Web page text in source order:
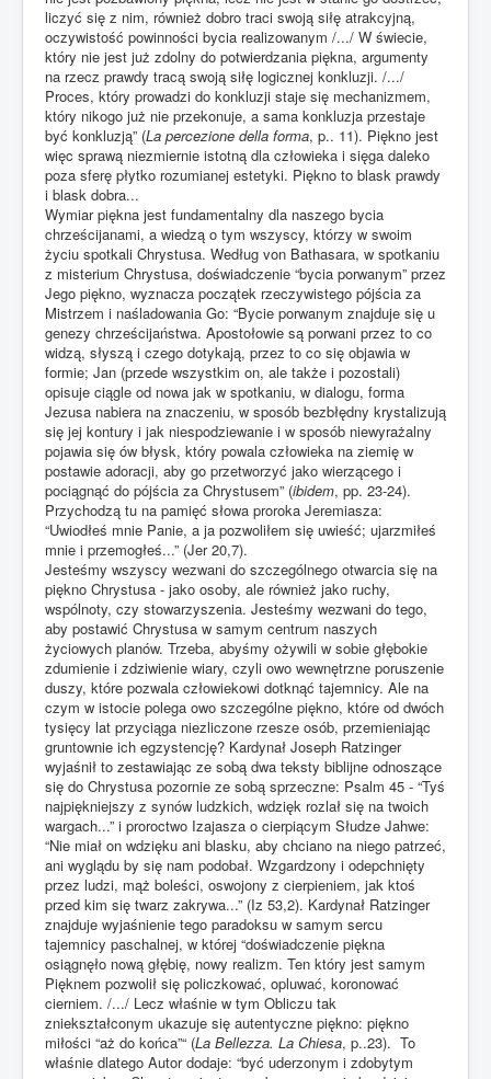
liczyć się z nim, również dobro traci swoją siłę atrakcyjną,
oczywistość powinności bycia realizowanym /.../ W świecie,
który nie jest już zdolny do potwierdzania piękna, argumenty
na rzecz prawdy tracą swoją siłę logicznej konkluzji. /.../
Proces, który prowadzi do konkluzji staje się mechanizmem,
który nikogo już nie przekonuje, a sama konkluzja przestaje
być konkluzją” (La percezione della forma, p.. 11). Piękno jest
więc sprawą niezmiernie istotną dla człowieka i sięga daleko
poza sferę płytko rozumianej estetyki. Piękno to blask prawdy
i blask dobra...
Wymiar piękna jest fundamentalny dla naszego bycia
chrześcijanami, a wiedzą o tym wszyscy, którzy w swoim
życiu spotkali Chrystusa. Według von Bathasara, w spotkaniu
z misterium Chrystusa, doświadczenie “bycia porwanym” przez
Jego piękno, wyznacza początek rzeczywistego pójścia za
Mistrzem i naśladowania Go: “Bycie porwanym znajduje się u
genezy chrześcijaństwa. Apostołowie są porwani przez to co
widzą, słyszą i czego dotykają, przez to co się objawia w
formie; Jan (przede wszystkim on, ale także i pozostali)
opisuje ciągle od nowa jak w spotkaniu, w dialogu, forma
Jezusa nabiera na znaczeniu, w sposób bezbłędny krystalizują
się jej kontury i jak niespodziewanie i w sposób niewyrażalny
pojawia się ów błysk, który powala człowieka na ziemię w
postawie adoracji, aby go przetworzyć jako wierzącego i
pociągnąć do pójścia za Chrystusem” (ibidem, pp. 23-24).
Przychodzą tu na pamięć słowa proroka Jeremiasza:
“Uwiodłeś mnie Panie, a ja pozwoliłem się uwieść; ujarzmiłeś
mnie i przemogłeś...” (Jer 20,7).
Jesteśmy wszyscy wezwani do szczególnego otwarcia się na
piękno Chrystusa - jako osoby, ale również jako ruchy,
wspólnoty, czy stowarzyszenia. Jesteśmy wezwani do tego,
aby postawić Chrystusa w samym centrum naszych
życiowych planów. Trzeba, abyśmy ożywili w sobie głębokie
zdumienie i zdziwienie wiary, czyli owo wewnętrzne poruszenie
duszy, które pozwala człowiekowi dotknąć tajemnicy. Ale na
czym w istocie polega owo szczególne piękno, które od dwóch
tysięcy lat przyciąga niezliczone rzesze osób, przemieniając
gruntownie ich egzystencję? Kardynał Joseph Ratzinger
wyjaśnił to zestawiając ze sobą dwa teksty biblijne odnoszące
się do Chrystusa pozornie ze sobą sprzeczne: Psalm 45 - “Tyś
najpiękniejszy z synów ludzkich, wdzięk rozlał się na twoich
wargach...” i proroctwo Izajasza o cierpiącym Słudze Jahwe:
“Nie miał on wdzięku ani blasku, aby chciano na niego patrzeć,
ani wyglądu by się nam podobał. Wzgardzony i odepchnięty
przez ludzi, mąż boleści, oswojony z cierpieniem, jak ktoś
przed kim się twarz zakrywa...” (Iz 53,2). Kardynał Ratzinger
znajduje wyjaśnienie tego paradoksu w samym sercu
tajemnicy paschalnej, w której “doświadczenie piękna
osiągnęło nową głębię, nowy realizm. Ten który jest samym
Pięknem pozwolił się policzkować, opluwać, koronować
cierniem. /.../ Lecz właśnie w tym Obliczu tak
zniekształconym ukazuje się autentyczne piękno: piękno
miłości “aż do końca”“ (La Bellezza. La Chiesa, p..23). To
właśnie dlatego Autor dodaje: “być uderzonym i zdobytym